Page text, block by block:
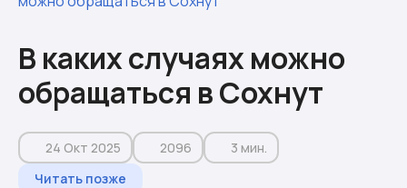
В каких случаях можно
обращаться в Сохнут
Читать позже
24 Окт 2025 2096 3 мин.